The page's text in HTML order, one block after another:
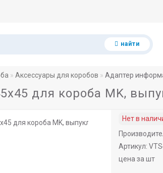
найти
Аксессуары для коробов Адаптер
для короба MK,
Нет в
Артикул:
цена за шт